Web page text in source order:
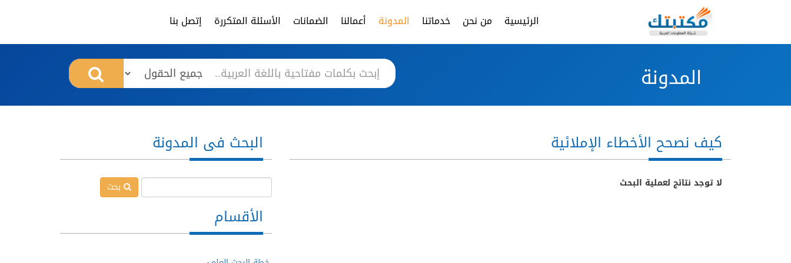
الرئيسية من نحن خدماتنا المدونة أعمالنا الضمانات الأسئلة المتكررة إتصل بنا
المدونة
كيف نصحح الأخطاء الإملائية
لا توجد نتائج لعملية البحث
البحث فى المدونة
بحث
الأقسام